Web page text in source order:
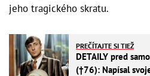
jeho tragického skratu.
PREČÍTAJTE SI TIEŽ
DETAILY pred
(†76): Napísal